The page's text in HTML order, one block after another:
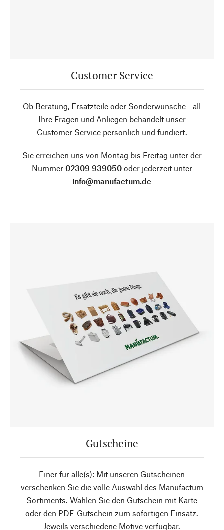
Customer Service
Ob Beratung, Ersatzteile oder Sonderwünsche - all
Ihre Fragen und Anliegen behandelt unser
Customer Service persönlich und fundiert.
Sie erreichen uns von Montag bis Freitag unter der
Nummer 02309 939050oder jederzeit unter
info@manufactum.de
Gutscheine
Einer für alle(s): Mit unseren Gutscheinen
verschenken Sie die volle Auswahl des Manufactum
Sortiments. Wählen Sie den Gutschein mit Karte
oder den PDF-Gutschein zum sofortigen Einsatz.
Jeweils verschiedene Motive verfügbar.